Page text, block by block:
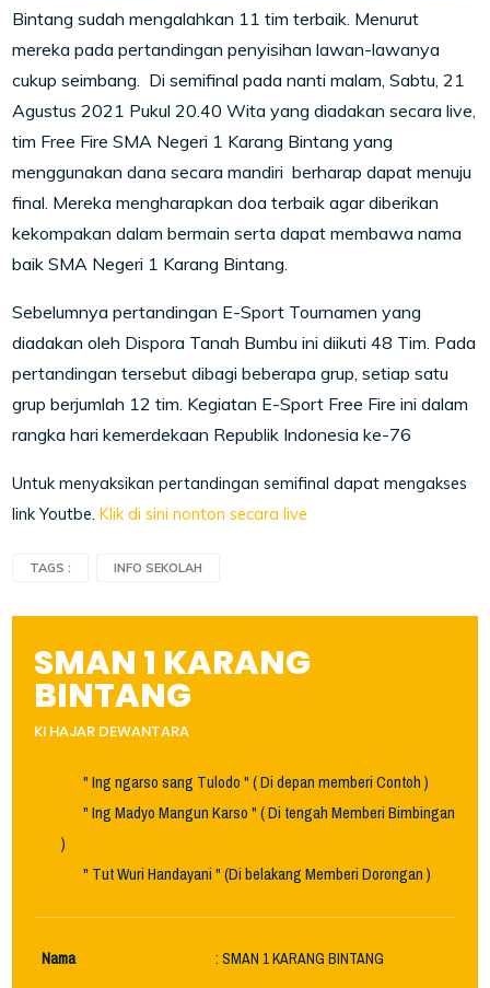
Bintang sudah mengalahkan 11 tim terbaik. Menurut
mereka pada pertandingan penyisihan lawan-lawanya
cukup seimbang. Di semifinal pada nanti malam, Sabtu, 21
Agustus 2021 Pukul 20.40 Wita yang diadakan secara live,
tim Free Fire SMA Negeri 1 Karang Bintang yang
menggunakan dana secara mandiri berharap dapat menuju
final. Mereka mengharapkan doa terbaik agar diberikan
kekompakan dalam bermain serta dapat membawa nama
baik SMA Negeri 1 Karang Bintang.
Sebelumnya pertandingan E-Sport Tournamen yang
diadakan oleh Dispora Tanah Bumbu ini diikuti 48 Tim. Pada
pertandingan tersebut dibagi beberapa grup, setiap satu
grup berjumlah 12 tim. Kegiatan E-Sport Free Fire ini dalam
rangka hari kemerdekaan Republik Indonesia ke-76
Untuk menyaksikan pertandingan semifinal dapat mengakses
link Youtbe.Klik di sini nonton secara live
TAGS : INFO SEKOLAH
SMAN 1 KARANG
BINTANG
KI HAJAR DEWANTARA
" Ing ngarso sang Tulodo " ( Di depan memberi Contoh )
" Ing Madyo Mangun Karso " ( Di tengah Memberi Bimbingan
)
" Tut Wuri Handayani " (Di belakang Memberi Dorongan )
Nama
: SMAN 1 KARANG BINTANG